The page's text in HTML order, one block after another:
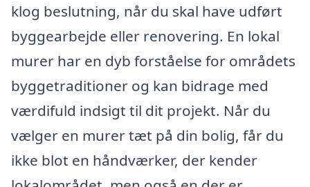
klog beslutning, når du skal have udført
byggearbejde eller renovering. En lokal
murer har en dyb forståelse for områdets
byggetraditioner og kan bidrage med
værdifuld indsigt til dit projekt. Når du
vælger en murer tæt på din bolig, får du
ikke blot en håndværker, der kender